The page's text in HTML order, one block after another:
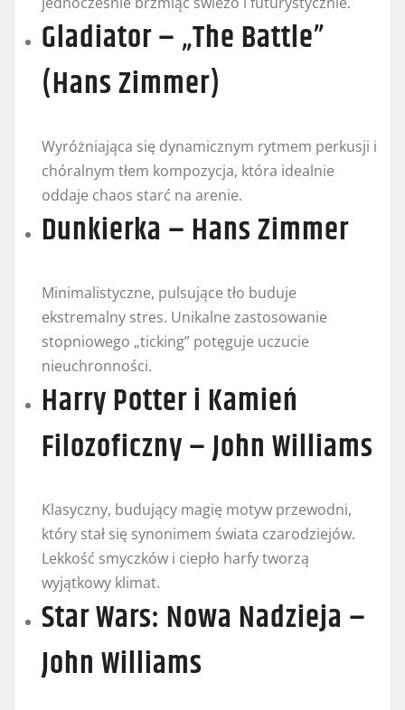
Gladiator – „The Battle”
(Hans Zimmer)
Wyróżniająca się dynamicznym rytmem perkusji i
chóralnym tłem kompozycja, która idealnie
oddaje chaos starć na arenie.
Dunkierka – Hans Zimmer
Minimalistyczne, pulsujące tło buduje
ekstremalny stres. Unikalne zastosowanie
stopniowego „ticking” potęguje uczucie
nieuchronności.
Harry Potter i Kamień
Filozoficzny – John Williams
Klasyczny, budujący magię motyw przewodni,
który stał się synonimem świata czarodziejów.
Lekkość smyczków i ciepło harfy tworzą
wyjątkowy klimat.
Star Wars: Nowa Nadzieja –
John Williams